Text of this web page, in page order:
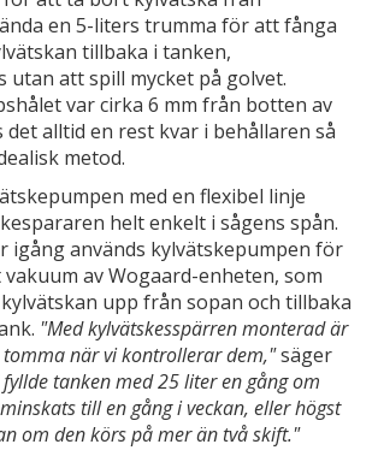
en 5-liters trumma för att fånga
tillbaka i tanken,
att spill mycket på golvet.
var cirka 6 mm från botten av
alltid en rest kvar i behållaren så
metod.
med en flexibel linje
helt enkelt i sågens spån.
igång används kylvätskepumpen för
av Wogaard-enheten, som
upp från sopan och tillbaka
"Med kylvätskesspärren monterad är
när vi kontrollerar dem,"säger
fyllde tanken med 25 liter en gång om
till en gång i veckan, eller högst
om den körs på mer än två skift."